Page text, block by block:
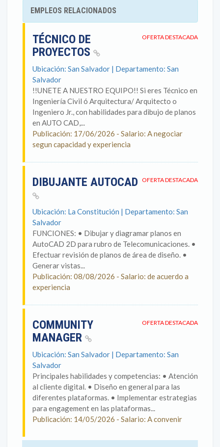
EMPLEOS RELACIONADOS
OFERTA DESTACADA
TÉCNICO DE
PROYECTOS
Ubicación: San Salvador | Departamento: San
Salvador
!!UNETE A NUESTRO EQUIPO!! Si eres Técnico en
Ingeniería Civil ó Arquitectura/ Arquitecto o
Ingeniero Jr., con habilidades para dibujo de planos
en AUTO CAD,...
Publicación: 17/06/2026 - Salario: A negociar
segun capacidad y experiencia
OFERTA DESTACADA
DIBUJANTE AUTOCAD
Ubicación: La Constitución | Departamento: San
Salvador
FUNCIONES: • Dibujar y diagramar planos en
AutoCAD 2D para rubro de Telecomunicaciones. •
Efectuar revisión de planos de área de diseño. •
Generar vistas...
Publicación: 08/08/2026 - Salario: de acuerdo a
experiencia
OFERTA DESTACADA
COMMUNITY
MANAGER
Ubicación: San Salvador | Departamento: San
Salvador
Principales habilidades y competencias: • Atención
al cliente digital. • Diseño en general para las
diferentes plataformas. • Implementar estrategias
para engagement en las plataformas...
Publicación: 14/05/2026 - Salario: A convenir